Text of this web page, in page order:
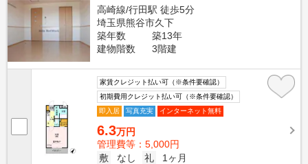
高崎線/行田駅 徒歩5分
埼玉県熊谷市久下
築年数
築13年
建物階数
3階建
家賃クレジット払い可（※条件要確認）
初期費用クレジット払い可（※条件要確認）
即入居
写真充実 インターネット無料
6.3万円
管理費等：5,000円
敷
なし 礼
1ヶ月